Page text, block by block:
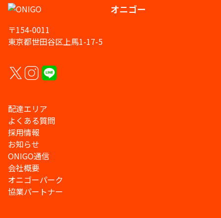
オニゴー
〒154-0011
東京都世田谷区上馬1-17-5
配達エリア
よくある質問
採用情報
お知らせ
ONIGO通信
会社概要
オニゴーパーク
協業パートナー